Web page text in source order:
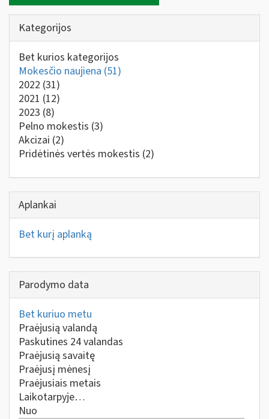
Kategorijos
Bet kurios kategorijos
Mokesčio naujiena (51)
2022 (31)
2021 (12)
2023 (8)
Pelno mokestis (3)
Akcizai (2)
Pridėtinės vertės mokestis (2)
Aplankai
Bet kurį aplanką
Parodymo data
Bet kuriuo metu
Praėjusią valandą
Paskutines 24 valandas
Praėjusią savaitę
Praėjusį mėnesį
Praėjusiais metais
Laikotarpyje…
Nuo